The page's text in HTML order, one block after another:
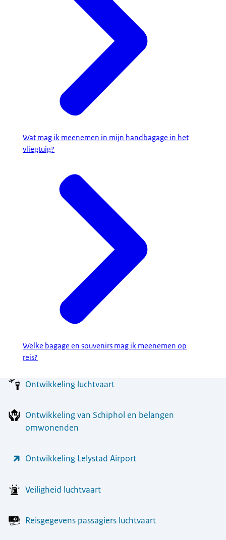
Wat mag ik meenemen in mijn handbagage in het
vliegtuig?
Welke bagage en souvenirs mag ik meenemen op
reis?
MenuOntwikkeling luchtvaart
Ontwikkeling van Schiphol en belangen
omwonenden
Ontwikkeling Lelystad Airport
Veiligheid luchtvaart
Reisgegevens passagiers luchtvaart